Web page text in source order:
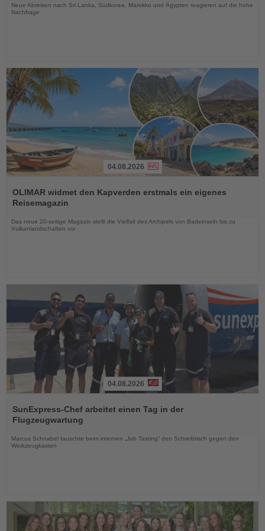
Neue Abreisen nach Sri Lanka, Südkorea, Marokko und Ägypten reagieren auf die hohe
Nachfrage
Sie
die
Nachrichten
04.08.2026
OLIMAR widmet den Kapverden erstmals ein eigenes
Reisemagazin
Das neue 20-seitige Magazin stellt die Vielfalt des Archipels von Badeinseln bis zu
Vulkanlandschaften vor
Sie
die
Nachrichten
04.08.2026
SunExpress-Chef arbeitet einen Tag in der
Flugzeugwartung
Marcus Schnabel tauschte beim internen „Job Tasting“ den Schreibtisch gegen den
Werkzeugkasten